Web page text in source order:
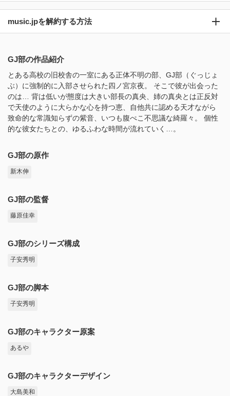
music.jpを解約する方法
GJ部の作品紹介
とある高校の旧校舎の一室にある正体不明の部、GJ部（ぐっじょ
ぶ）に強制的に入部させられた四ノ宮京夜。 そこで彼が出会った
のは… 背は低いが態度は大きい部長の真央、姉の真央とは正反対
で天使のように大らかな心を持つ恵、自他共に認める天才ながら
致命的な常識知らずの紫音、いつも腹ぺこ不思議な綺羅々。 個性
的な彼女たちとの、ゆるふわな時間が流れていく…。
GJ部の原作
新木伸
GJ部の監督
藤原佳幸
GJ部のシリーズ構成
子安秀明
GJ部の脚本
子安秀明
GJ部のキャラクター原案
あるや
GJ部のキャラクターデザイン
大島美和